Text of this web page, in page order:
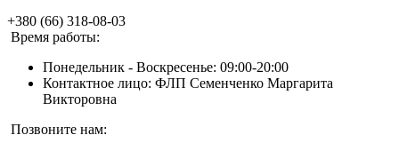
+380 (66) 318-08-03
Время работы:
Понедельник - Воскресенье: 09:00-20:00
Контактное лицо: ФЛП Семенченко Маргарита
Викторовна
Позвоните нам: